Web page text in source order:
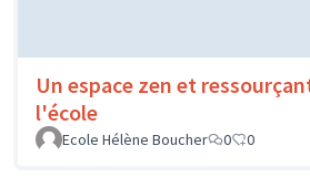
Un espace zen et
l'école
Ecole Hélène Boucher
0 0